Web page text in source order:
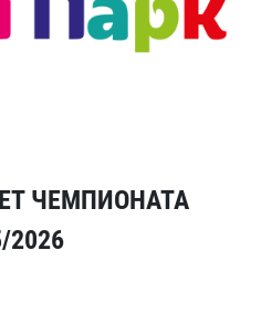
ЧЕМПИОНАТА
2026